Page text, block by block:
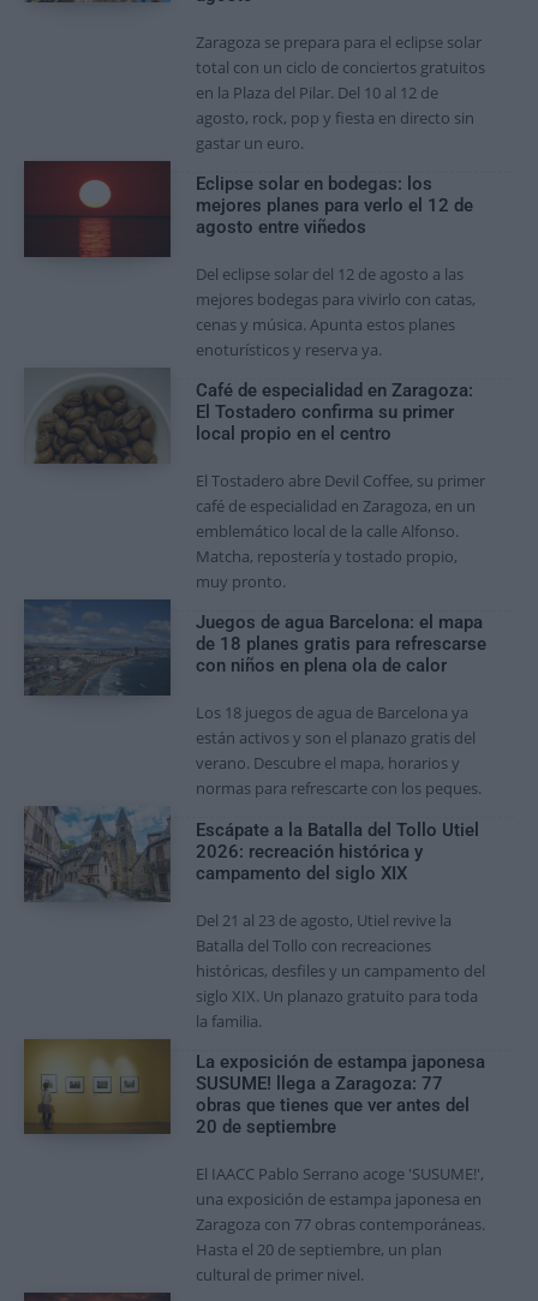
Zaragoza se prepara para el eclipse solar
total con un ciclo de conciertos gratuitos
en la Plaza del Pilar. Del 10 al 12 de
agosto, rock, pop y fiesta en directo sin
gastar un euro.
Eclipse solar en bodegas: los
mejores planes para verlo el 12 de
agosto entre viñedos
Del eclipse solar del 12 de agosto a las
mejores bodegas para vivirlo con catas,
cenas y música. Apunta estos planes
enoturísticos y reserva ya.
Café de especialidad en Zaragoza:
El Tostadero confirma su primer
local propio en el centro
El Tostadero abre Devil Coffee, su primer
café de especialidad en Zaragoza, en un
emblemático local de la calle Alfonso.
Matcha, repostería y tostado propio,
muy pronto.
Juegos de agua Barcelona: el mapa
de 18 planes gratis para refrescarse
con niños en plena ola de calor
Los 18 juegos de agua de Barcelona ya
están activos y son el planazo gratis del
verano. Descubre el mapa, horarios y
normas para refrescarte con los peques.
Escápate a la Batalla del Tollo Utiel
2026: recreación histórica y
campamento del siglo XIX
Del 21 al 23 de agosto, Utiel revive la
Batalla del Tollo con recreaciones
históricas, desfiles y un campamento del
siglo XIX. Un planazo gratuito para toda
la familia.
La exposición de estampa japonesa
SUSUME! llega a Zaragoza: 77
obras que tienes que ver antes del
20 de septiembre
El IAACC Pablo Serrano acoge 'SUSUME!',
una exposición de estampa japonesa en
Zaragoza con 77 obras contemporáneas.
Hasta el 20 de septiembre, un plan
cultural de primer nivel.